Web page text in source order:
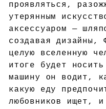
проявляться,
утерянным
аксессуаром —
создавая дизайны,
целую вселенную
итоге будет
машину он водит,
какую еду
любовников ищет, и